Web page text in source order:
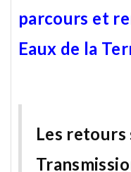
parcours et
Eaux de la
Les